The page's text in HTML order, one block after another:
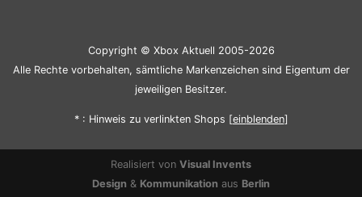
Copyright © Xbox Aktuell 2005-2026
Alle Rechte vorbehalten, sämtliche Markenzeichen sind Eigentum der
jeweiligen Besitzer.
* : Hinweis zu verlinkten Shops [einblenden]
Realisiert von Visual Invents
Design & Kommunikation aus Berlin